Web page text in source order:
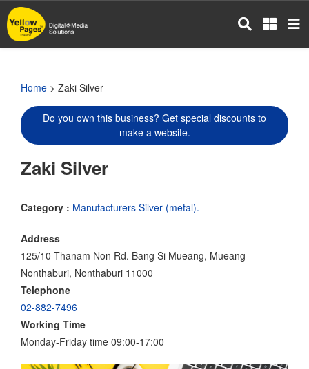
Skip
to
main
Home > Zaki Silver
Do you own this business? Get special discounts to
make a website.
Zaki Silver
Category : Manufacturers Silver (metal).
Address
125/10 Thanam Non Rd. Bang Si Mueang, Mueang
Nonthaburi, Nonthaburi 11000
Telephone
02-882-7496
Working Time
Monday-Friday time 09:00-17:00